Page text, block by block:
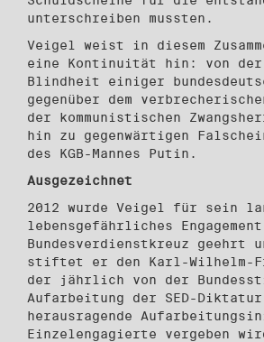
unterschreiben mussten.
Veigel weist in diesem
eine Kontinuität hin: von der
Blindheit einiger
gegenüber dem
der kommunistischen
hin zu gegenwärtigen
des KGB-Mannes Putin.
Ausgezeichnet
2012 wurde Veigel für sein
lebensgefährliches
Bundesverdienstkreuz geehrt
stiftet er den Karl-Wilhelm-
der jährlich von der
Aufarbeitung der SED-
herausragende
Einzelengagierte vergeben